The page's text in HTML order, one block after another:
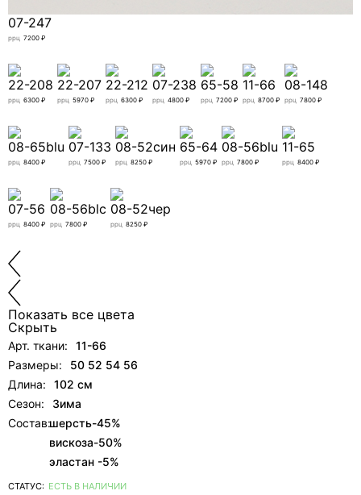
07-247
ррц 7200 ₽
22-208
ррц 6300 ₽
22-207
ррц 5970 ₽
22-212
ррц 6300 ₽
07-238
ррц 4800 ₽
65-58
ррц 7200 ₽
11-66
ррц 8700 ₽
08-148
ррц 7800 ₽
08-65blu
ррц 8400 ₽
07-133
ррц 7500 ₽
08-52син
ррц 8250 ₽
65-64
ррц 5970 ₽
08-56blu
ррц 7800 ₽
11-65
ррц 8400 ₽
07-56
ррц 8400 ₽
08-56blc
ррц 7800 ₽
08-52чер
ррц 8250 ₽
Показать все цвета
Скрыть
Арт. ткани:
11-66
Размеры:
50 52 54 56
Длина:
102 см
Сезон:
Зима
Состав:шерсть-45%
вискоза-50%
эластан -5%
СТАТУС: ЕСТЬ В НАЛИЧИИ